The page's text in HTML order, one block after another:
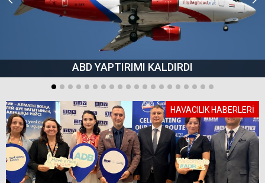
ABD YAPTIRIMI KALDIRDI
HAVACILIK HABERLERİ